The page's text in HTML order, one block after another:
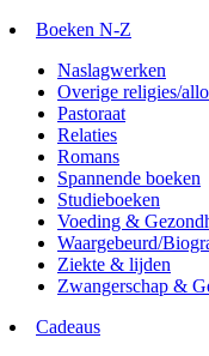
Boeken N-Z
Naslagwerken
Overige religies/
Pastoraat
Relaties
Romans
Spannende boeken
Studieboeken
Voeding &
Waargebeurd/
Ziekte & lijden
Zwangerschap &
Cadeaus